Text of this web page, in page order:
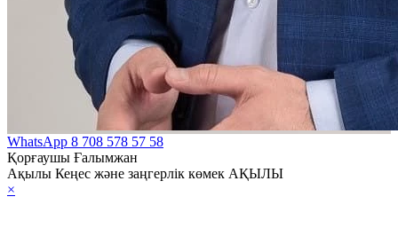
WhatsApp 8 708 578 57 58
Қорғаушы Ғалымжан
Ақылы Кеңес және заңгерлік көмек АҚЫЛЫ
×